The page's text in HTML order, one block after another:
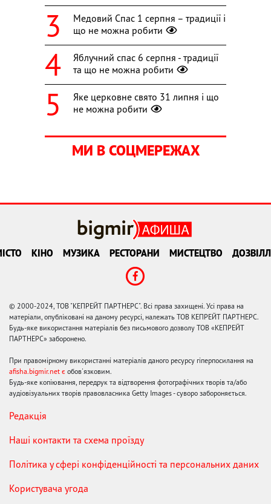
Медовий Спас 1 серпня – традиції і
що не можна робити
Яблучний спас 6 серпня - традиції
та що не можна робити
Яке церковне свято 31 липня і що
не можна робити
МИ В СОЦМЕРЕЖАХ
КІНО МУЗИКА РЕСТОРАНИ МИСТЕЦТВО
© 2000-2024, ТОВ "КЕПРЕЙТ ПАРТНЕРС". Всі права захищені. Усі права на
матеріали, опубліковані на даному ресурсі, належать ТОВ КЕПРЕЙТ ПАРТНЕРС.
Будь-яке використання матеріалів без письмового дозволу ТОВ «КЕПРЕЙТ
ПАРТНЕРС» заборонено.
При правомірному використанні матеріалів даного ресурсу гіперпосилання на
afisha.bigmir.net є обов'язковим.
Будь-яке копіювання, передрук та відтворення фотографічних творів та/або
аудіовізуальних творів правовласника Getty Images - суворо забороняється.
Редакція
Наші контакти та схема проїзду
Політика у сфері конфіденційності та персональних даних
Користувача угода